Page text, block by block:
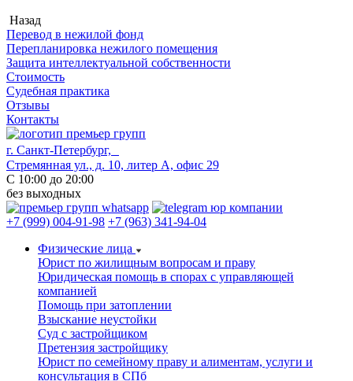
Назад
Перевод в нежилой фонд
Перепланировка нежилого помещения
Защита интеллектуальной собственности
Стоимость
Судебная практика
Отзывы
Контакты
г. Санкт-Петербург,
Стремянная ул., д. 10, литер А, офис 29
С 10:00 до 20:00
без выходных
+7 (999) 004-91-98 +7 (963) 341-94-04
Физические лица
Юрист по жилищным вопросам и праву
Юридическая помощь в спорах с управляющей
компанией
Помощь при затоплении
Взыскание неустойки
Суд с застройщиком
Претензия застройщику
Юрист по семейному праву и алиментам, услуги и
консультация в СПб